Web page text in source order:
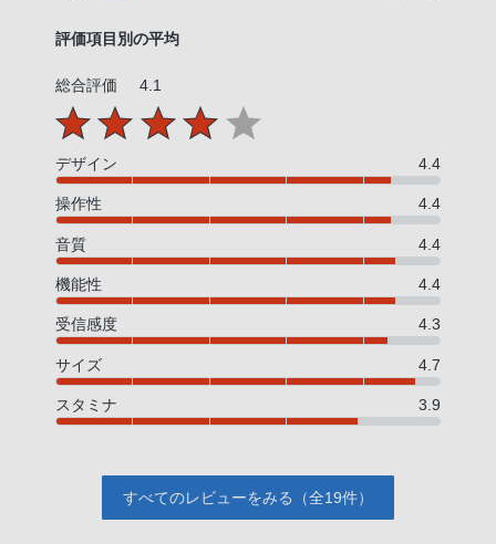
評価項目別の平均
総合評価 4.1
デザイン 4.4
操作性 4.4
音質 4.4
機能性 4.4
受信感度 4.3
サイズ 4.7
スタミナ 3.9
すべてのレビューをみる（全19件）